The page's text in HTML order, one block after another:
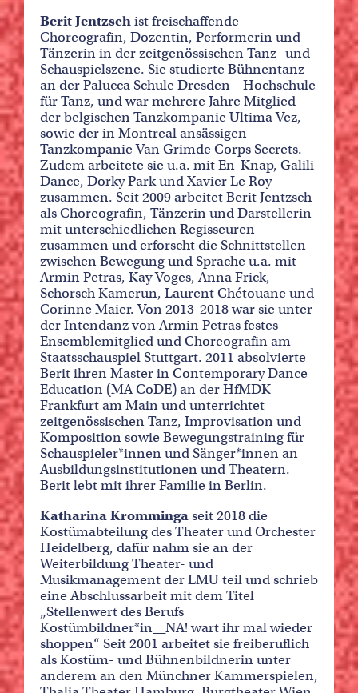
Berit Jentzschist freischaffende
Choreografin, Dozentin, Performerin und
Tänzerin in der zeitgenössischen Tanz- und
Schauspielszene. Sie studierte Bühnentanz
an der Palucca Schule Dresden – Hochschule
für Tanz, und war mehrere Jahre Mitglied
der belgischen Tanzkompanie Ultima Vez,
sowie der in Montreal ansässigen
Tanzkompanie Van Grimde Corps Secrets.
Zudem arbeitete sie u.a. mit En-Knap, Galili
Dance, Dorky Park und Xavier Le Roy
zusammen. Seit 2009 arbeitet Berit Jentzsch
als Choreografin, Tänzerin und Darstellerin
mit unterschiedlichen Regisseuren
zusammen und erforscht die Schnittstellen
zwischen Bewegung und Sprache u.a. mit
Armin Petras, Kay Voges, Anna Frick,
Schorsch Kamerun, Laurent Chétouane und
Corinne Maier. Von 2013-2018 war sie unter
der Intendanz von Armin Petras festes
Ensemblemitglied und Choreografin am
Staatsschauspiel Stuttgart. 2011 absolvierte
Berit ihren Master in Contemporary Dance
Education (MA CoDE) an der HfMDK
Frankfurt am Main und unterrichtet
zeitgenössischen Tanz, Improvisation und
Komposition sowie Bewegungstraining für
Schauspieler*innen und Sänger*innen an
Ausbildungsinstitutionen und Theatern.
Berit lebt mit ihrer Familie in Berlin.
Katharina Krommingaseit 2018 die
Kostümabteilung des Theater und Orchester
Heidelberg, dafür nahm sie an der
Weiterbildung Theater- und
Musikmanagement der LMU teil und schrieb
eine Abschlussarbeit mit dem Titel
„Stellenwert des Berufs
Kostümbildner*in__NA! wart ihr mal wieder
shoppen“ Seit 2001 arbeitet sie freiberuflich
als Kostüm- und Bühnenbildnerin unter
anderem an den Münchner Kammerspielen,